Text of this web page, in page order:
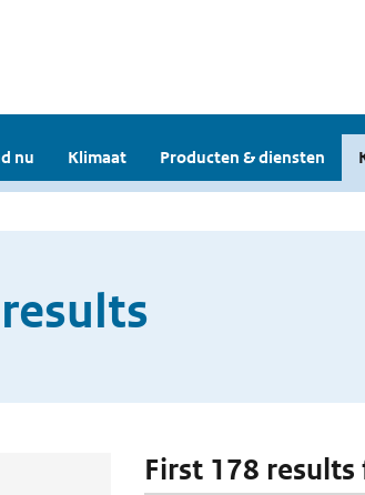
nu Klimaat Producten & diensten
First 178 results